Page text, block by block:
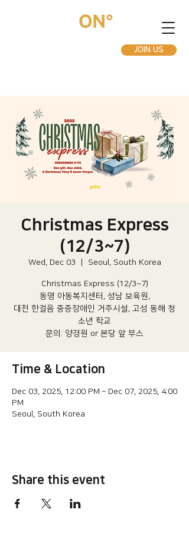
JOIN US
Christmas Express
(12/3~7)
Wed, Dec 03 Seoul, South Korea
Christmas Express (12/3~7)
동명 아동복지센터, 성남 보육원,
대전 한걸음 중증장애인 거주시설, 고성 동해 청
소년 학교
​문의: 양경원 or 본당 앞 부스​​
Time & Location
Dec 03, 2025, 12:00 PM – Dec 07, 2025, 4:00
PM
Seoul, South Korea
Share this event